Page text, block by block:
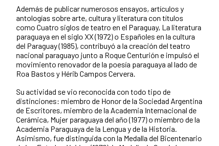
Además de publicar numerosos ensayos, artículos y
antologías sobre arte, cultura y literatura con títulos
como Cuatro siglos de teatro en el Paraguay, La literatura
paraguaya en el siglo XX (1972) o Españoles en la cultura
del Paraguay (1985), contribuyó a la creación del teatro
nacional paraguayo junto a Roque Centurión e impulsó el
movimiento renovador de la poesía paraguaya al lado de
Roa Bastos y Hérib Campos Cervera.
Su actividad se vio reconocida con todo tipo de
distinciones: miembro de Honor de la Sociedad Argentina
de Escritores, miembro de la Academia Internacional de
Cerámica, Mujer paraguaya del año (1977) o miembro de la
Academia Paraguaya de la Lengua y de la Historia.
Asimismo, fue distinguida con la Medalla del Bicentenario